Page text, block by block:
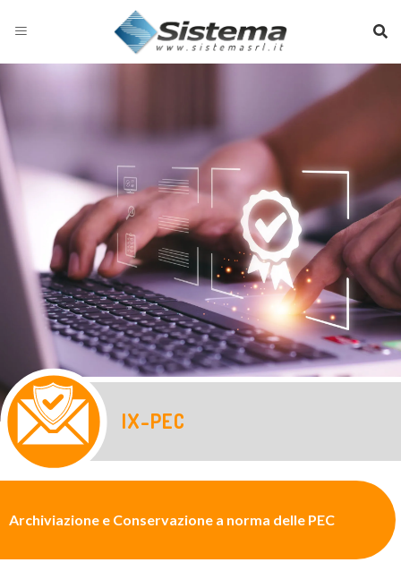
IX-PEC
Archiviazione e Conservazione a norma delle PEC